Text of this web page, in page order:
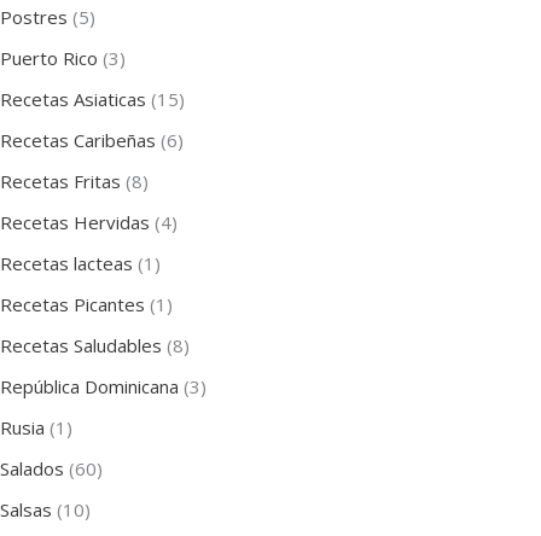
Postres (5)
Puerto Rico (3)
Recetas Asiaticas (15)
Recetas Caribeñas (6)
Recetas Fritas (8)
Recetas Hervidas (4)
Recetas lacteas (1)
Recetas Picantes (1)
Recetas Saludables (8)
República Dominicana (3)
Rusia (1)
Salados (60)
Salsas (10)